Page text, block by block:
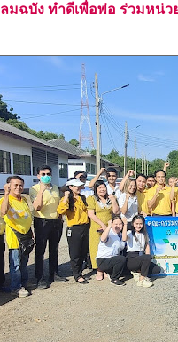
ฉบัง ทำดีเพื่อพ่อ ร่วมหน่ว